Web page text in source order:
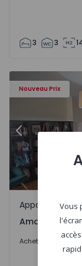
3 3
Nouveau Prix
Cepelos
Appartement
Précédent
Amarante
Appartement
Acheter
Vous